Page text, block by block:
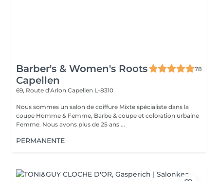
Barber's & Women's Roots
Capellen
78
69, Route d'Arlon Capellen L-8310
Nous sommes un salon de coiffure Mixte spécialiste dans la
coupe Homme & Femme, Barbe & coupe et coloration urbaine
Femme. Nous avons plus de 25 ans ...
PERMANENTE